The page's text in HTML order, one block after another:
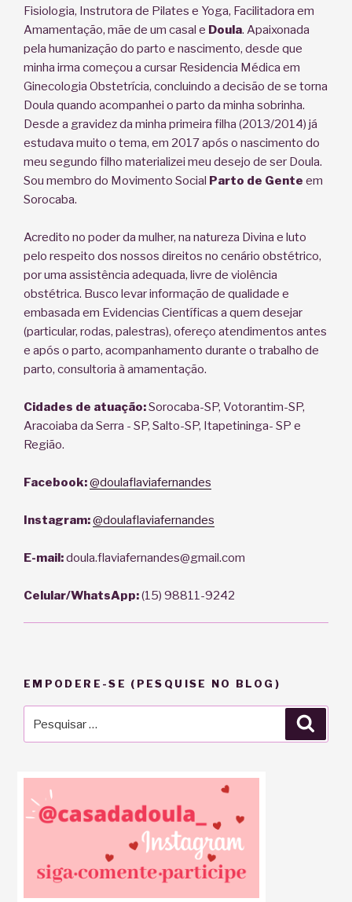
Fisiologia, Instrutora de Pilates e Yoga, Facilitadora em
Amamentação, mãe de um casal e Doula. Apaixonada
pela humanização do parto e nascimento, desde que
minha irma começou a cursar Residencia Médica em
Ginecologia Obstetrícia, concluindo a decisão de se torna
Doula quando acompanhei o parto da minha sobrinha.
Desde a gravidez da minha primeira filha (2013/2014) já
estudava muito o tema, em 2017 após o nascimento do
meu segundo filho materializei meu desejo de ser Doula.
Sou membro do Movimento Social Parto de Gente em
Sorocaba.
Acredito no poder da mulher, na natureza Divina e luto
pelo respeito dos nossos direitos no cenário obstétrico,
por uma assistência adequada, livre de violência
obstétrica. Busco levar informação de qualidade e
embasada em Evidencias Científicas a quem desejar
(particular, rodas, palestras), ofereço atendimentos antes
e após o parto, acompanhamento durante o trabalho de
parto, consultoria à amamentação.
Cidades de atuação:Sorocaba-SP, Votorantim-SP,
Aracoiaba da Serra - SP, Salto-SP, Itapetininga- SP e
Região.
Facebook:@doulaflaviafernandes
Instagram:@doulaflaviafernandes
E-mail:doula.flaviafernandes@gmail.com
Celular/WhatsApp:(15) 98811-9242
EMPODERE-SE (PESQUISE NO BLOG)
por: